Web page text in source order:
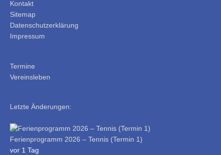
Kontakt
Sitemap
Datenschutzerklärung
Impressum
Termine
Vereinsleben
Letzte Änderungen:
Ferienprogramm 2026 – Tennis (Termin 1)
vor 1 Tag